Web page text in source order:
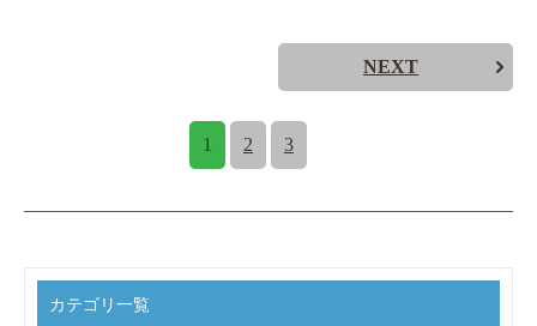
1 2 3
NEXT
カテゴリ一覧